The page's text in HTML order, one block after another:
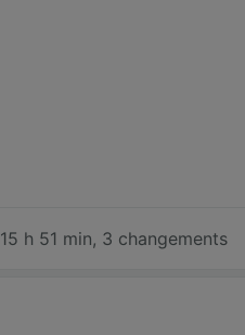
15 h 51 min, 3 changements